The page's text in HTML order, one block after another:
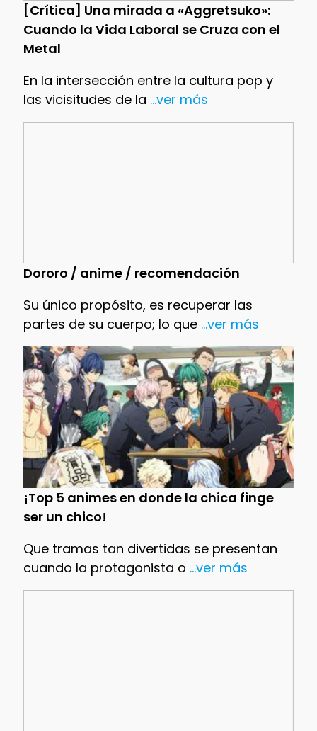
[Crítica] Una mirada a «Aggretsuko»:
Cuando la Vida Laboral se Cruza con el
Metal
En la intersección entre la cultura pop y
las vicisitudes de la ...ver más
Dororo / anime / recomendación
Su único propósito, es recuperar las
partes de su cuerpo; lo que...ver más
¡Top 5 animes en donde la chica finge
ser un chico!
Que tramas tan divertidas se presentan
cuando la protagonista o ...ver más